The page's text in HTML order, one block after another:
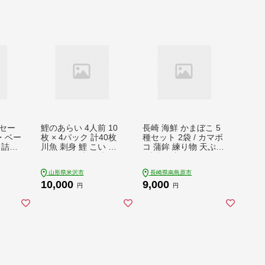
ー
ベー
合
鯉のあらい 4人前 10
枚 × 4パック 計40枚
川魚 刺身 鯉 こい コ
スクフーズ みやさか
や 山形県 米沢市
山形県米沢市
10,000 円
長崎 海鮮 かまぼこ 5
種セット 2袋 / カマボ
コ 蒲鉾 練り物 天ぷら
長崎県南島原市
9,000 円